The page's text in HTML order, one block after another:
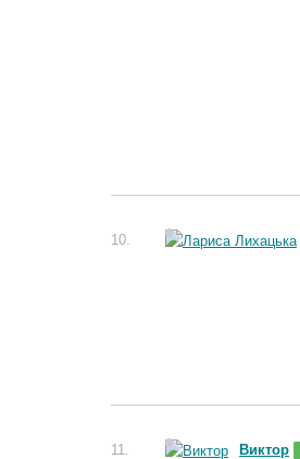
10.
11. Виктор